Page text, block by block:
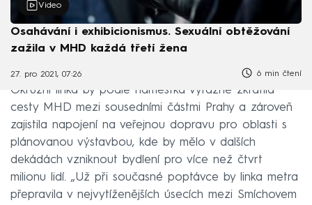
Video
Osahávání i exhibicionismus. Sexuální obtěžování
zažila v MHD každá třetí žena
27. pro 2021, 07:26 6 min čtení
Okružní linka by podle náměstka výrazně zkrátila
cesty MHD mezi sousedními částmi Prahy a zároveň
zajistila napojení na veřejnou dopravu pro oblasti s
plánovanou výstavbou, kde by mělo v dalších
dekádách vzniknout bydlení pro více než čtvrt
milionu lidí. „Už při současné poptávce by linka metra
přepravila v nejvytíženějších úsecích mezi Smíchovem